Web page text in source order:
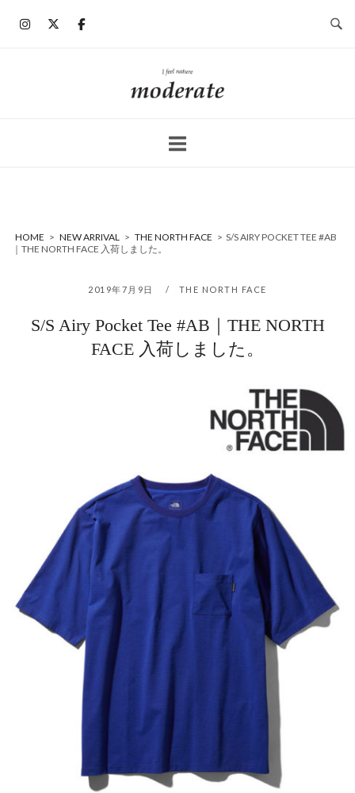
ホ
ー
HOME > NEW ARRIVAL > THE NORTH FACE > S/S AIRY POCKET TEE #AB
｜THE NORTH FACE 入荷しました。
2019年7月9日 THE NORTH FACE
S/S Airy Pocket Tee #AB｜THE NORTH
FACE 入荷しました。